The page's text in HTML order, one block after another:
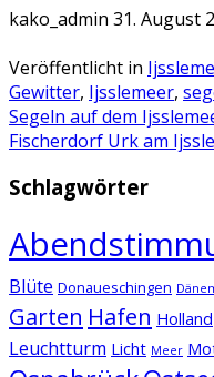
kako_admin 31. August
Veröffentlicht in
Gewitter, Ijsslemeer,
Artikel-
Navigation
Segeln auf dem
Fischerdorf Urk am
Schlagwörter
Blüte Donaueschingen
Garten Hafen Holland
Leuchtturm Licht Meer